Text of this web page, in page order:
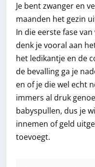
Je bent zwanger en
maanden het gezin
In die eerste fase
denk je vooral aan
het ledikantje en de
de bevalling ga je
en of je die wel echt
immers al druk
babyspullen, dus je
innemen of geld
toevoegt.